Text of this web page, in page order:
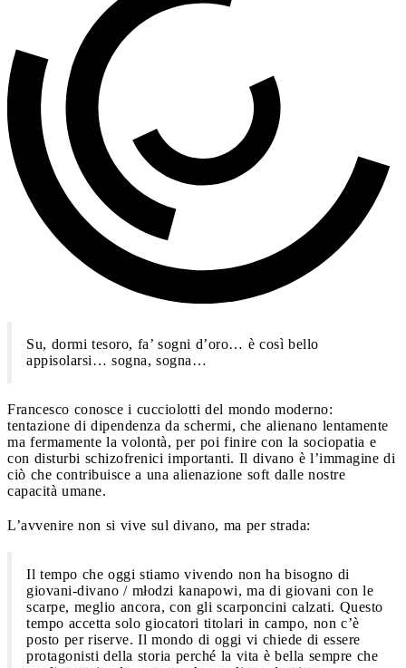
Su, dormi tesoro, fa’ sogni d’oro… è così bello
appisolarsi… sogna, sogna…
Francesco conosce i cucciolotti del mondo moderno:
tentazione di dipendenza da schermi, che alienano lentamente
ma fermamente la volontà, per poi finire con la sociopatia e
con disturbi schizofrenici importanti. Il divano è l’immagine di
ciò che contribuisce a una alienazione soft dalle nostre
capacità umane.
L’avvenire non si vive sul divano, ma per strada:
Il tempo che oggi stiamo vivendo non ha bisogno di
giovani-divano / młodzi kanapowi, ma di giovani con le
scarpe, meglio ancora, con gli scarponcini calzati. Questo
tempo accetta solo giocatori titolari in campo, non c’è
posto per riserve. Il mondo di oggi vi chiede di essere
protagonisti della storia perché la vita è bella sempre che